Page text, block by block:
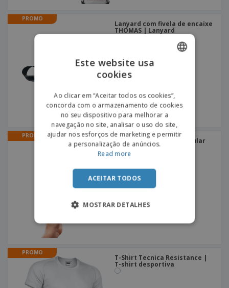
PROMO
Lanyard com fivela de encaixe
THOMAS | Lanyard
PROMO
Leque de Papel | Triangular
PROMO
T-Shirt Tecnica Resistance |
T-shirt desportiva
SPANISH
Este website usa
cookies
Ao clicar em “Aceitar todos os cookies”,
concorda com o armazenamento de cookies
no seu dispositivo para melhorar a
navegação no site, analisar o uso do site,
ajudar nos esforços de marketing e permitir
a personalização de anúncios.
Read more
ACEITAR TODOS
MOSTRAR DETALHES